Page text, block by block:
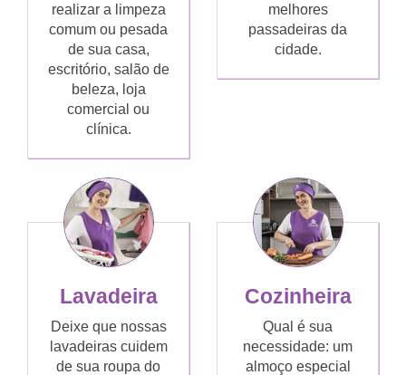
realizar a limpeza
comum ou pesada
de sua casa,
escritório, salão de
beleza, loja
comercial ou
clínica.
melhores
passadeiras da
cidade.
Lavadeira
Deixe que nossas
lavadeiras cuidem
de sua roupa do
Cozinheira
Qual é sua
necessidade: um
almoço especial